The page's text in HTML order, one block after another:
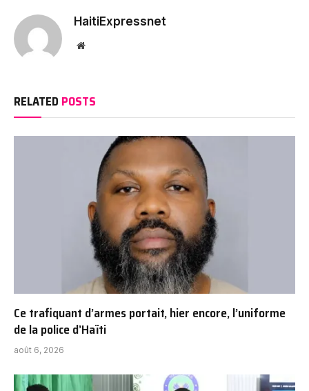
HaitiExpressnet
Website
RELATED POSTS
Ce trafiquant d’armes portait, hier encore, l’uniforme
de la police d’Haïti
août 6, 2026